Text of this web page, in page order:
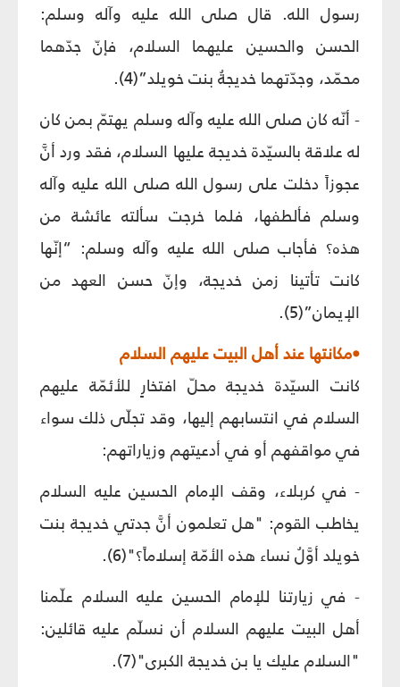
رسول الله. قال صلى الله عليه وآله وسلم:
الحسن والحسين عليهما السلام، فإنّ جدّهما
محمّد، وجدّتهما خديجةُ بنت خويلد”(4).
- أنّه كان صلى الله عليه وآله وسلم يهتمّ بمن كان
له علاقة بالسيّدة خديجة عليها السلام، فقد ورد أنَّ
عجوزاً دخلت على رسول الله صلى الله عليه وآله
وسلم فألطفها، فلما خرجت سألته عائشة من
هذه؟ فأجاب صلى الله عليه وآله وسلم: “إنّها
كانت تأتينا زمن خديجة، وإنّ حسن العهد من
الإيمان”(5).
•مكانتها عند أهل البيت عليهم السلام
كانت السيّدة خديجة محلّ افتخارٍ للأئمّة عليهم
السلام في انتسابهم إليها، وقد تجلّى ذلك سواء
في مواقفهم أو في أدعيتهم وزياراتهم:
- في كربلاء، وقف الإمام الحسين عليه السلام
يخاطب القوم: "هل تعلمون أنَّ جدتي خديجة بنت
خويلد أوَّلُ نساء هذه الأمّة إسلاماً؟"(6).
- في زيارتنا للإمام الحسين عليه السلام علّمنا
أهل البيت عليهم السلام أن نسلّم عليه قائلين:
"السلام عليك يا بن خديجة الكبرى"(7).